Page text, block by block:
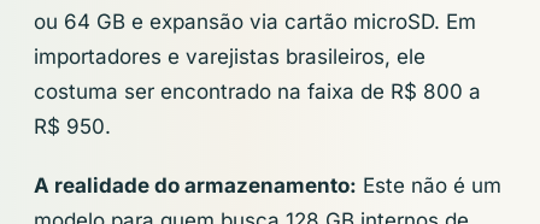
ou 64 GB e expansão via cartão microSD. Em
importadores e varejistas brasileiros, ele
costuma ser encontrado na faixa de R$ 800 a
R$ 950.
A realidade do armazenamento: Este não é um